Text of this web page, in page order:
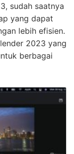
sudah saatnya
yang dapat
lebih efisien.
2023 yang
berbagai